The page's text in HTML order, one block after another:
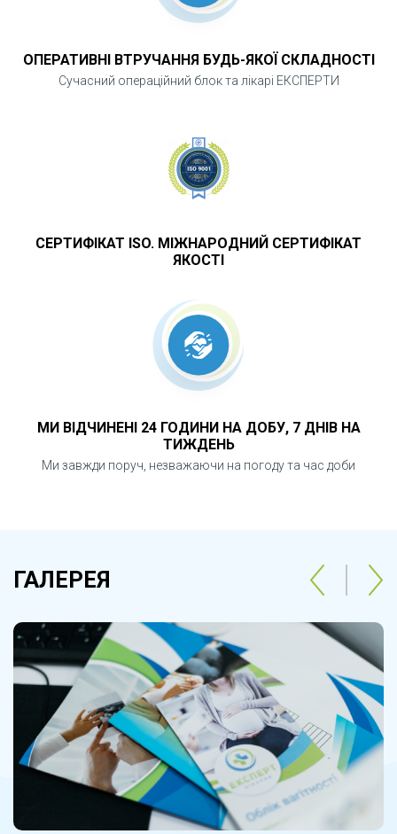
ОПЕРАТИВНІ ВТРУЧАННЯ БУДЬ-ЯКОЇ СКЛАДНОСТІ
Сучасний операційний блок та лікарі ЕКСПЕРТИ
СЕРТИФІКАТ ISO. МІЖНАРОДНИЙ СЕРТИФІКАТ
ЯКОСТІ
МИ ВІДЧИНЕНІ 24 ГОДИНИ НА ДОБУ, 7 ДНІВ НА
ТИЖДЕНЬ
Ми завжди поруч, незважаючи на погоду та час доби
ГАЛЕРЕЯ